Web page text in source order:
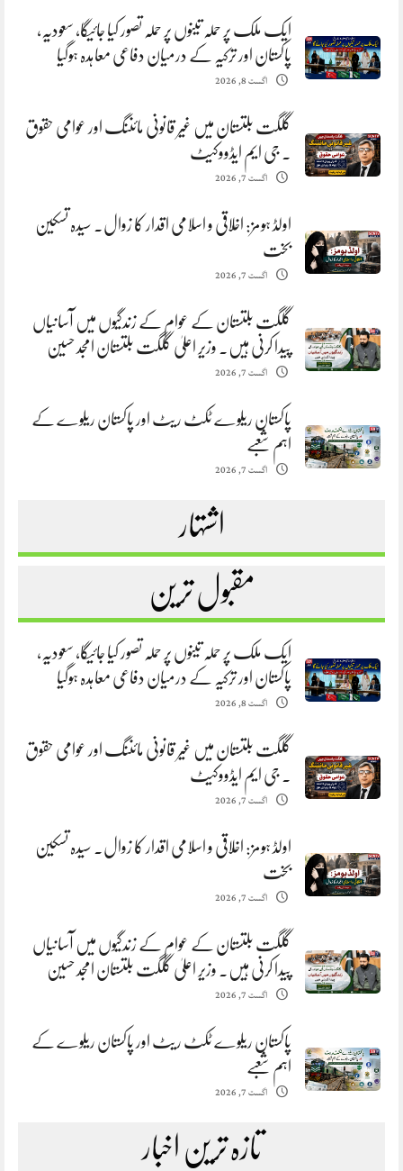
ایک ملک پر حملہ تینوں پر حملہ تصور کیا جائیگا، سعودیہ،
پاکستان اور ترکیہ کے درمیان دفاعی معاہدہ ہوگیا
اگست 8, 2026
گلگت بلتستان میں غیر قانونی مائننگ اور عوامی حقوق
. جی ایم ایڈووکیٹ
اگست 7, 2026
اولڈ ہومز: اخلاقی و اسلامی اقدار کا زوال. سیدہ تسکین
بخت
اگست 7, 2026
گلگت بلتستان کے عوام کے زندگیوں میں آسانیاں
پیدا کرنی ہیں. وزیر اعلیٰ گلگت بلتستان امجد حسین
اگست 7, 2026
پاکستان ریلوے ٹکٹ ریٹ اور پاکستان ریلوے کے
اہم شعبے
اگست 7, 2026
اشتہار
مقبول ترین
ایک ملک پر حملہ تینوں پر حملہ تصور کیا جائیگا، سعودیہ،
پاکستان اور ترکیہ کے درمیان دفاعی معاہدہ ہوگیا
اگست 8, 2026
گلگت بلتستان میں غیر قانونی مائننگ اور عوامی حقوق
. جی ایم ایڈووکیٹ
اگست 7, 2026
اولڈ ہومز: اخلاقی و اسلامی اقدار کا زوال. سیدہ تسکین
بخت
اگست 7, 2026
گلگت بلتستان کے عوام کے زندگیوں میں آسانیاں
پیدا کرنی ہیں. وزیر اعلیٰ گلگت بلتستان امجد حسین
اگست 7, 2026
پاکستان ریلوے ٹکٹ ریٹ اور پاکستان ریلوے کے
اہم شعبے
اگست 7, 2026
تازہ ترین اخبار